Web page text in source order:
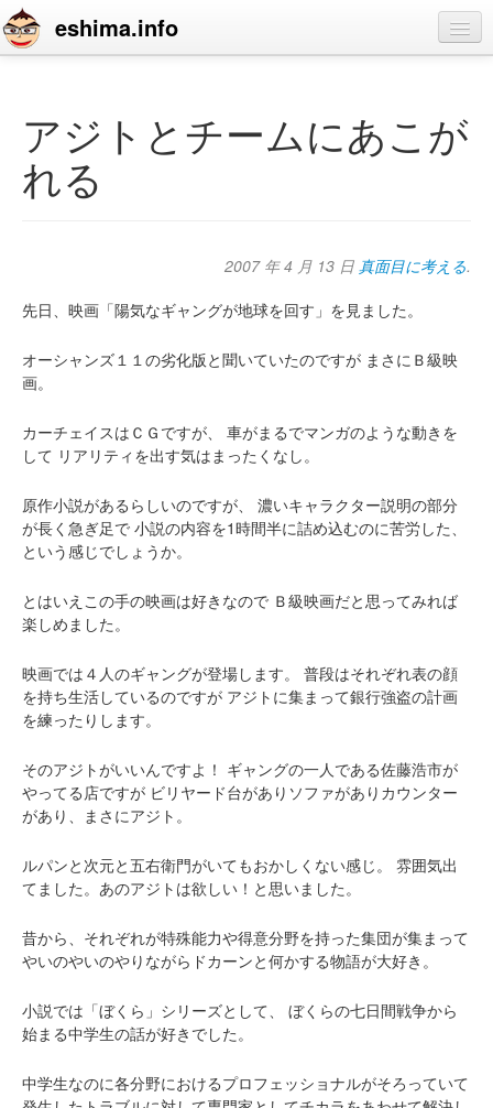
eshima.info
profile
contact
アジトとチームにあこが
れる
2007 年 4 月 13 日 真面目に考える.
先日、映画「陽気なギャングが地球を回す」を見ました。
オーシャンズ１１の劣化版と聞いていたのですが まさにＢ級映
画。
カーチェイスはＣＧですが、
車がまるでマンガのような動きを
して リアリティを出す気はまったくなし。
原作小説があるらしいのですが、
濃いキャラクター説明の部分
が長く急ぎ足で 小説の内容を1時間半に詰め込むのに苦労した、
という感じでしょうか。
とはいえこの手の映画は好きなので Ｂ級映画だと思ってみれば
楽しめました。
映画では４人のギャングが登場します。
普段はそれぞれ表の顔
を持ち生活しているのですが アジトに集まって銀行強盗の計画
を練ったりします。
そのアジトがいいんですよ！ ギャングの一人である佐藤浩市が
やってる店ですが ビリヤード台がありソファがありカウンター
があり、まさにアジト。
ルパンと次元と五右衛門がいてもおかしくない感じ。
雰囲気出
てました。あのアジトは欲しい！と思いました。
昔から、それぞれが特殊能力や得意分野を持った集団が集まって
やいのやいのやりながらドカーンと何かする物語が大好き。
小説では「ぼくら」シリーズとして、
ぼくらの七日間戦争から
始まる中学生の話が好きでした。
中学生なのに各分野におけるプロフェッショナルがそろっていて